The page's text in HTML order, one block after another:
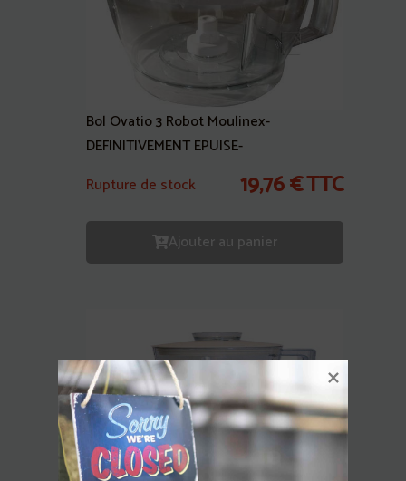
Bol Ovatio 3 Robot Moulinex-
DEFINITIVEMENT EPUISE-
Rupture de stock
19,76€TTC
Ajouter au panier